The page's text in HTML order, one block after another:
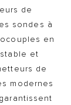
de
sondes à
en
et
de
modernes